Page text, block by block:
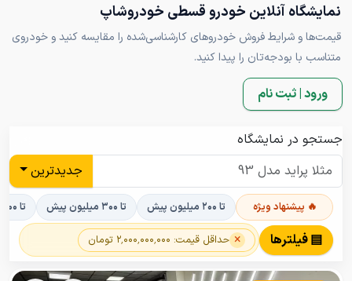
نمایشگاه آنلاین خودرو قسطی خودروشاپ
قیمت‌ها و شرایط فروش خودروهای کارشناسی‌شده را مقایسه کنید و خودروی
متناسب با بودجه‌تان را پیدا کنید.
ورود | ثبت نام
جستجو در نمایشگاه
جدیدترین
🔥 پیشنهاد ویژه تا ۲۰۰ میلیون پیش تا ۳۰۰ میلیون پیش تا ۴۰۰ میلیون پیش
▤ فیلترها × حداقل قیمت: ۲٬۰۰۰٬۰۰۰٬۰۰۰ تومان